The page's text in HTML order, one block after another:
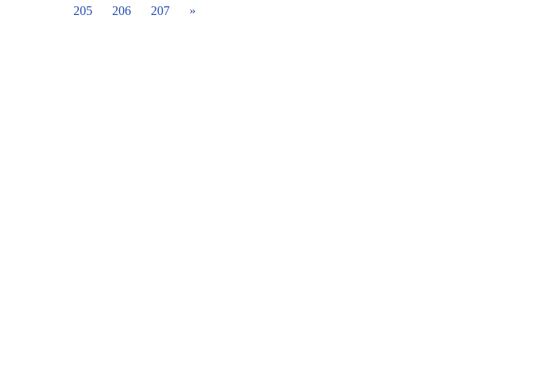
教學，聚焦學習要點 感謝葉主任舉例許多的實務說明 參與這場研習老師們定收穫良
205 206 207 »